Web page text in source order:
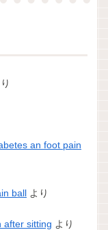
an foot pain
ball より
after sitting より